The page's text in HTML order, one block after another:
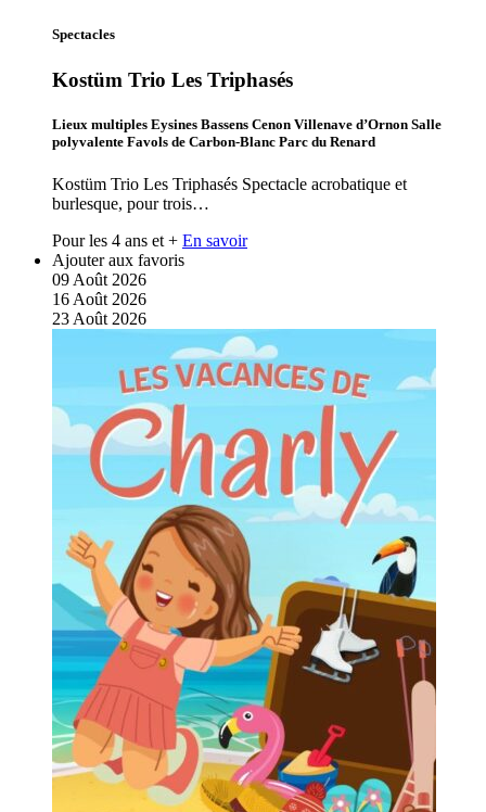
Spectacles
Kostüm Trio Les Triphasés
Lieux multiples Eysines Bassens Cenon Villenave d’Ornon Salle
polyvalente Favols de Carbon-Blanc Parc du Renard
Kostüm Trio Les Triphasés Spectacle acrobatique et
burlesque, pour trois…
Pour les 4 ans et + En savoir
Ajouter aux favoris
09 Août 2026
16 Août 2026
23 Août 2026